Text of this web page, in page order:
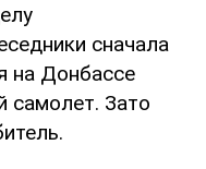
сначала
на Донбассе
самолет. Зато